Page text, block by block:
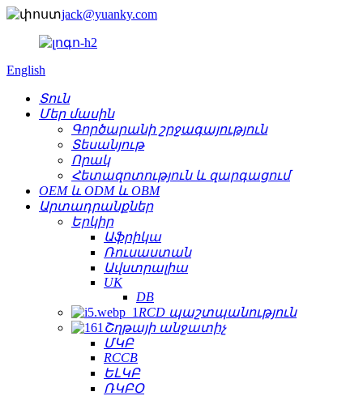
jack@yuanky.com
English
Տուն
Մեր մասին
Գործարանի շրջագայություն
Տեսանյութ
Որակ
Հետազոտություն և զարգացում
OEM և ODM և OBM
Արտադրանքներ
Երկիր
Աֆրիկա
Ռուսաստան
Ավստրալիա
UK
DB
RCD պաշտպանություն
Շղթայի անջատիչ
ՄԿԲ
RCCB
ԵԼԿԲ
ՌԿԲՕ